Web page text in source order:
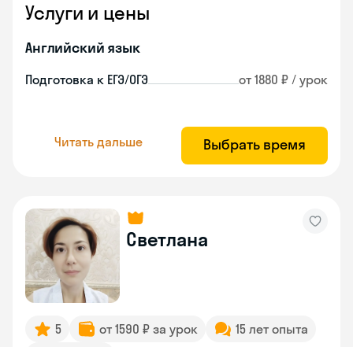
Услуги и цены
Английский язык
Подготовка к ЕГЭ/ОГЭ от 1880 ₽ / урок
Читать дальше Выбрать время
Светлана
5 от 1590 ₽ за урок
15 лет опыта